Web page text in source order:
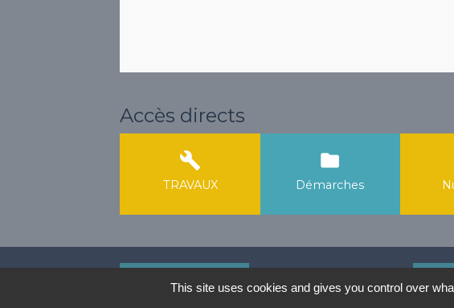
Accès directs
build
TRAVAUX
folder
Démarches
Contacts
This site uses cookies and gives you control over